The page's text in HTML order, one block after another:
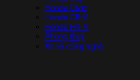
Honda Civic
Honda CR-V
Honda HR-V
Phong thuỷ
Xe và công nghệ